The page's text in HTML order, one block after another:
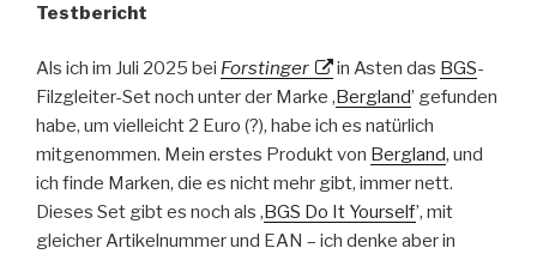
Testbericht
Als ich im Juli 2025 bei Forstinger in Asten das BGS-
Filzgleiter-Set noch unter der Marke ‚Bergland’ gefunden
habe, um vielleicht 2 Euro (?), habe ich es natürlich
mitgenommen. Mein erstes Produkt von Bergland, und
ich finde Marken, die es nicht mehr gibt, immer nett.
Dieses Set gibt es noch als ‚BGS Do It Yourself’, mit
gleicher Artikelnummer und EAN – ich denke aber in